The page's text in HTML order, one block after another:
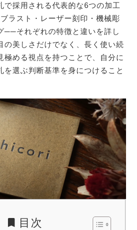
で採用される代表的な6つの加工
ラスト・レーザー刻印・機械彫
──それぞれの特徴と違いを詳し
の美しさだけでなく、長く使い続
極める視点を持つことで、自分に
を選ぶ判断基準を身につけること
目次